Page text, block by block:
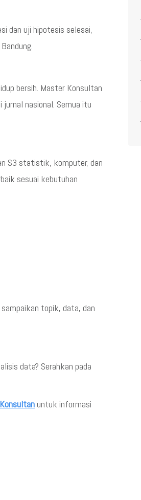
dan uji hipotesis selesai,
bersih. Master Konsultan
nasional. Semua itu
S3 statistik, komputer, dan
sesuai kebutuhan
topik, data, dan
data? Serahkan pada
untuk informasi